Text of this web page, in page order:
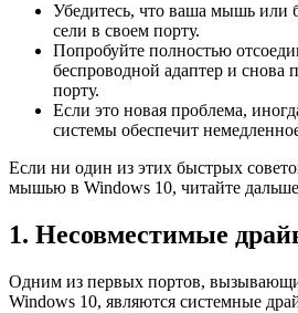
Убедитесь, что ваша мышь или
сели в своем порту.
Попробуйте полностью
беспроводной адаптер и снова
порту.
Если это новая проблема,
системы обеспечит
Если ни один из этих быстрых
мышью в Windows 10, читайте
1. Несовместимые
Одним из первых портов,
Windows 10, являются системные